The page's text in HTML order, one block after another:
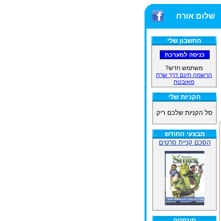
שלום אורח
החשבון שלי
משתמש חדש?
הרשמה חינם דרך שרת
מאובטח
הקניות שלי
סל הקניות שלכם ריק
מבצעי החודש
הסכם קניית סרטים